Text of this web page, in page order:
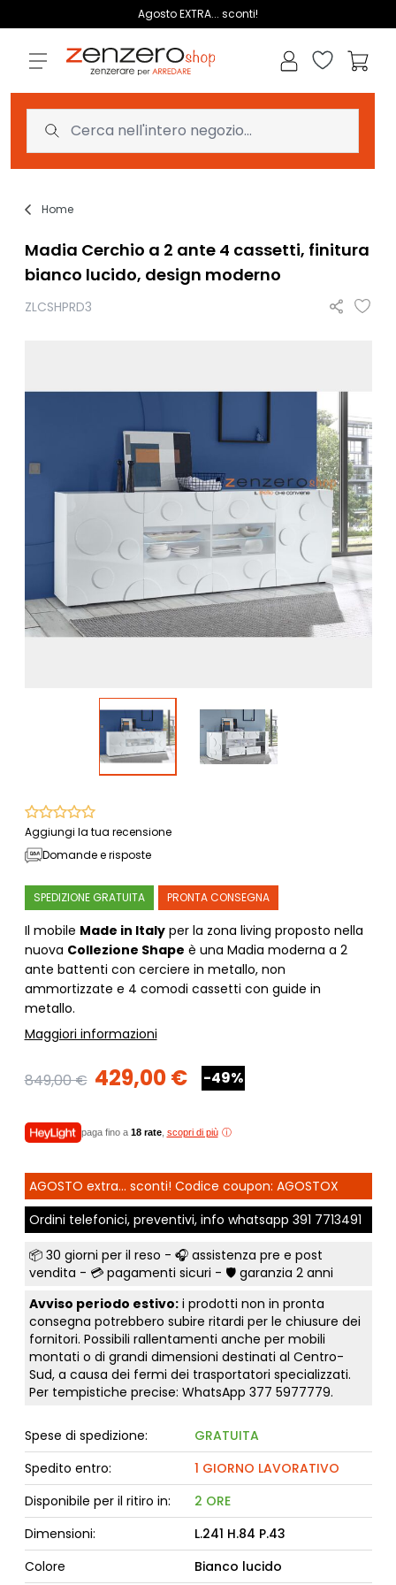
Agosto EXTRA... sconti!
Lista dei
Home
Madia Cerchio a 2 ante 4 cassetti, finitura
bianco lucido, design moderno
ZLCSHPRD3
Aggiungi la tua recensione
Domande e risposte
SPEDIZIONE GRATUITA PRONTA CONSEGNA
Il mobile Made in Italyper la zona living proposto nella
nuova Collezione Shape è una Madia moderna a 2
ante battenti con cerciere in metallo, non
ammortizzate e 4 comodi cassetti con guide in
metallo.
Maggiori informazioni
849,00 € 429,00 € -49%
paga fino a 18 rate, scopri di più
AGOSTO extra... sconti! Codice coupon: AGOSTOX
Ordini telefonici, preventivi, info whatsapp 391 7713491
📦 30 giorni per il reso - 🎧 assistenza pre e post
vendita - 💳 pagamenti sicuri - 🛡️ garanzia 2 anni
Avviso periodo estivo:i prodotti non in pronta
consegna potrebbero subire ritardi per le chiusure dei
fornitori. Possibili rallentamenti anche per mobili
montati o di grandi dimensioni destinati al Centro-
Sud, a causa dei fermi dei trasportatori specializzati.
Per tempistiche precise: WhatsApp 377 5977779.
Spese di spedizione:
GRATUITA
Spedito entro:
1 GIORNO LAVORATIVO
Disponibile per il ritiro in:
2 ORE
Dimensioni:
L.241 H.84 P.43
Colore
Bianco lucido